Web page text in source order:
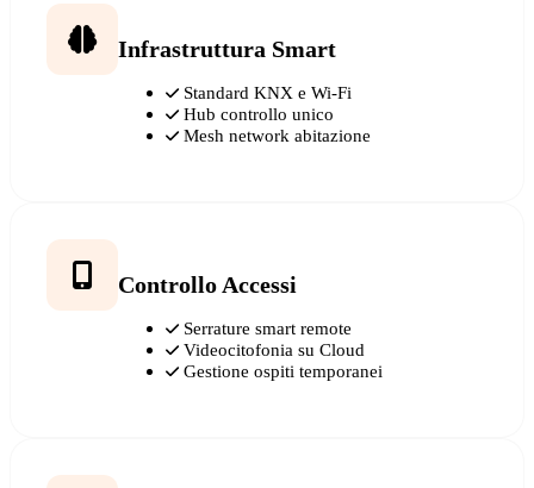
Infrastruttura Smart
Standard KNX e Wi-Fi
Hub controllo unico
Mesh network abitazione
Controllo Accessi
Serrature smart remote
Videocitofonia su Cloud
Gestione ospiti temporanei